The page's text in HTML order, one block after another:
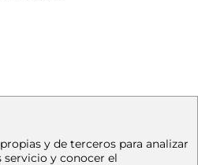
y de terceros para analizar
y conocer el